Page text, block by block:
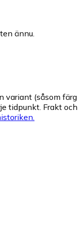
ännu.
variant (såsom färg
tidpunkt. Frakt och